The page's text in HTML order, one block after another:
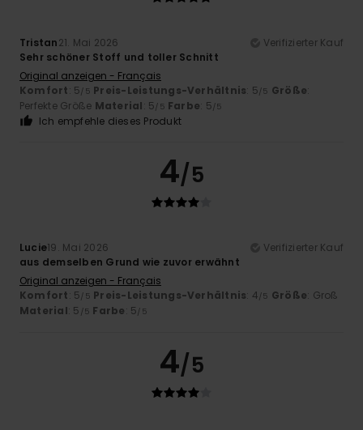
Tristan21. Mai 2026
Verifizierter Kauf
Sehr schöner Stoff und toller Schnitt
Original anzeigen - Français
Komfort: 5/5 Preis-Leistungs-Verhältnis: 5/5 Größe:
Perfekte Größe Material: 5/5 Farbe: 5/5
Ich empfehle dieses Produkt
4/5
Lucie19. Mai 2026
Verifizierter Kauf
aus demselben Grund wie zuvor erwähnt
Original anzeigen - Français
Komfort: 5/5 Preis-Leistungs-Verhältnis: 4/5 Größe: Groß
Material: 5 /5 Farbe: 5/5
4/5